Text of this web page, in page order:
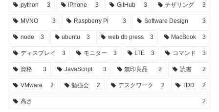
python 3 iPhone 3 GitHub 3 テザリング 3
MVNO 3 Raspberry Pi 3 Software Design 3
node 3 ubuntu 3 web db press 3 MacBook 3
ディスプレイ 3 モニター 3 LTE 3 コマンド 3
資格 3 JavaScript 3 無印良品 2 読書 2
VMware 2 勉強会 2 デスクワーク 2 TDD 2
高さ 2